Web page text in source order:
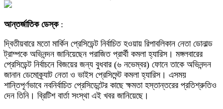
আন্তর্জাতিক ডেস্ক:
দ্বিতীয়বারে মতো মার্কিন প্রেসিডেন্ট নির্বাচিত হওয়ায় রিপাবলিকান নেতা ডোনাল্ড
ট্রাম্পকে অভিনন্দন জানিয়েছেন পরাজিত প্রার্থী কমলা হ্যারিস। মঙ্গলবারের
প্রেসিডেন্ট নির্বাচনে বিজয়ের জন্য বুধবার (৬ নভেম্বর) ফোনে তাকে অভিনন্দন
জানান ডেমোক্র্যাট নেতা ও ভাইস প্রেসিড্ন্টে কমলা হ্যারিস। এসময়
শান্তিপূর্ণভাবে নবনির্বাচিত প্রেসিডেন্টের কাছে ক্ষমতা হস্তান্তরের প্রতিশ্রুতিও
দেন তিনি। ব্রিটিশ বার্তা সংস্থা এই খবর জানিয়েছে।